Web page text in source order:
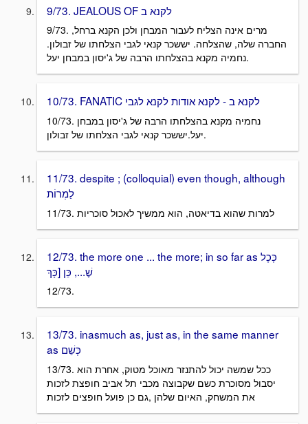
9/73. JEALOUS OF לקנא ב
9/73. מרים אינה הצליח לעבור המבחן ולכן הקנא ברחל,
החברה שלה, שהצלחה. יששכר קנאי לגבי הצלחתו של זבולון.
נחמיה מקנא בהצלחתו הרבה של ג'יסון במבחן יעל.
10/73. FANATIC לקנא ב - לקנא אודות לקנא לגבי
10/73. נחמיה מקנא בהצלחתו הרבה של ג'יסון במבחן
יעל.יששכר קנאי לגבי הצלחתו של זבולון.
11/73. despite ; (colloquial) even though, although
11/73. למרות שהוא בדיאטה, הוא ממשיך לאכול סוכריות
12/73. the more one ... the more; in so far as כְּכָל
שֶׁ..., כֵּן [כָּךְ
12/73.
13/73. inasmuch as, just as, in the same manner
13/73. ככל שמשה יכול להתנזר מאוכל מטוק, אחרת הוא
יסבול מסוכרת כשם שקבוצה מכבי תל אביב חופצת לזכות
את המשחק, האיום שלהן ,גם כן פועל חופצים לזכות